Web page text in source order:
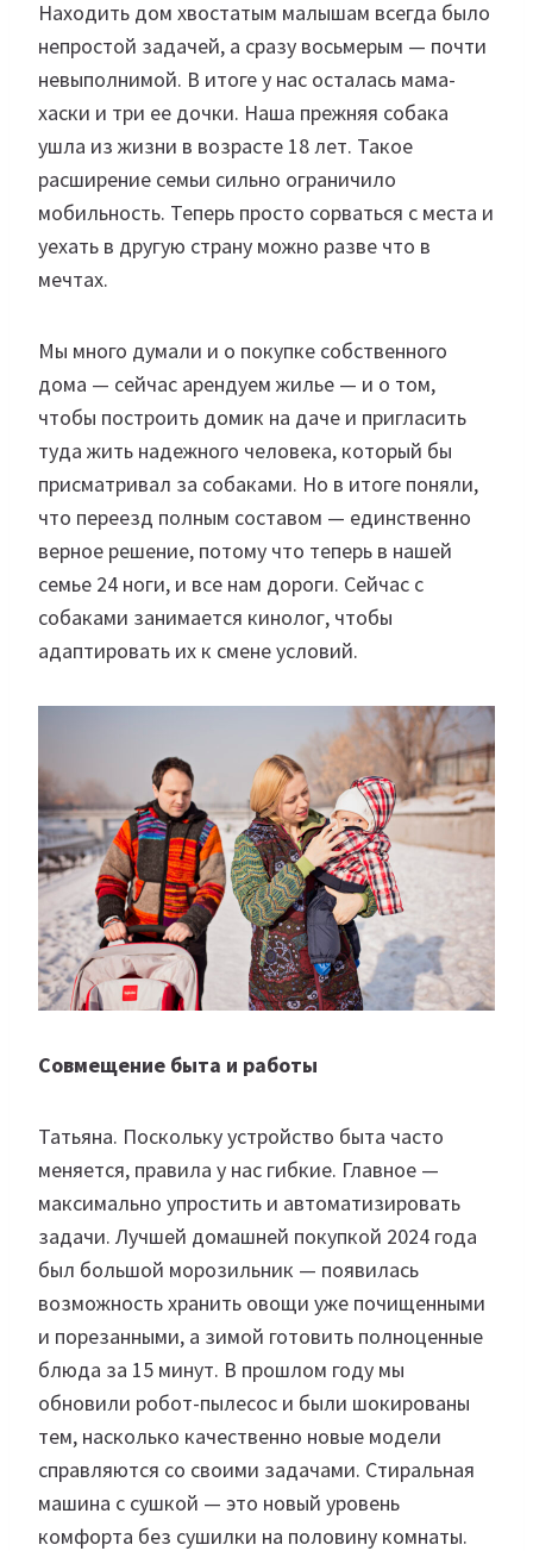
Находить дом хвостатым малышам всегда было
непростой задачей, а сразу восьмерым — почти
невыполнимой. В итоге у нас осталась мама-
хаски и три ее дочки. Наша прежняя собака
ушла из жизни в возрасте 18 лет. Такое
расширение семьи сильно ограничило
мобильность. Теперь просто сорваться с места и
уехать в другую страну можно разве что в
мечтах.
Мы много думали и о покупке собственного
дома — сейчас арендуем жилье — и о том,
чтобы построить домик на даче и пригласить
туда жить надежного человека, который бы
присматривал за собаками. Но в итоге поняли,
что переезд полным составом — единственно
верное решение, потому что теперь в нашей
семье 24 ноги, и все нам дороги. Сейчас с
собаками занимается кинолог, чтобы
адаптировать их к смене условий.
Совмещение быта и работы
Татьяна. Поскольку устройство быта часто
меняется, правила у нас гибкие. Главное —
максимально упростить и автоматизировать
задачи. Лучшей домашней покупкой 2024 года
был большой морозильник — появилась
возможность хранить овощи уже почищенными
и порезанными, а зимой готовить полноценные
блюда за 15 минут. В прошлом году мы
обновили робот-пылесос и были шокированы
тем, насколько качественно новые модели
справляются со своими задачами. Стиральная
машина с сушкой — это новый уровень
комфорта без сушилки на половину комнаты.